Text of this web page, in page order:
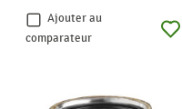
Ajouter au
comparateur